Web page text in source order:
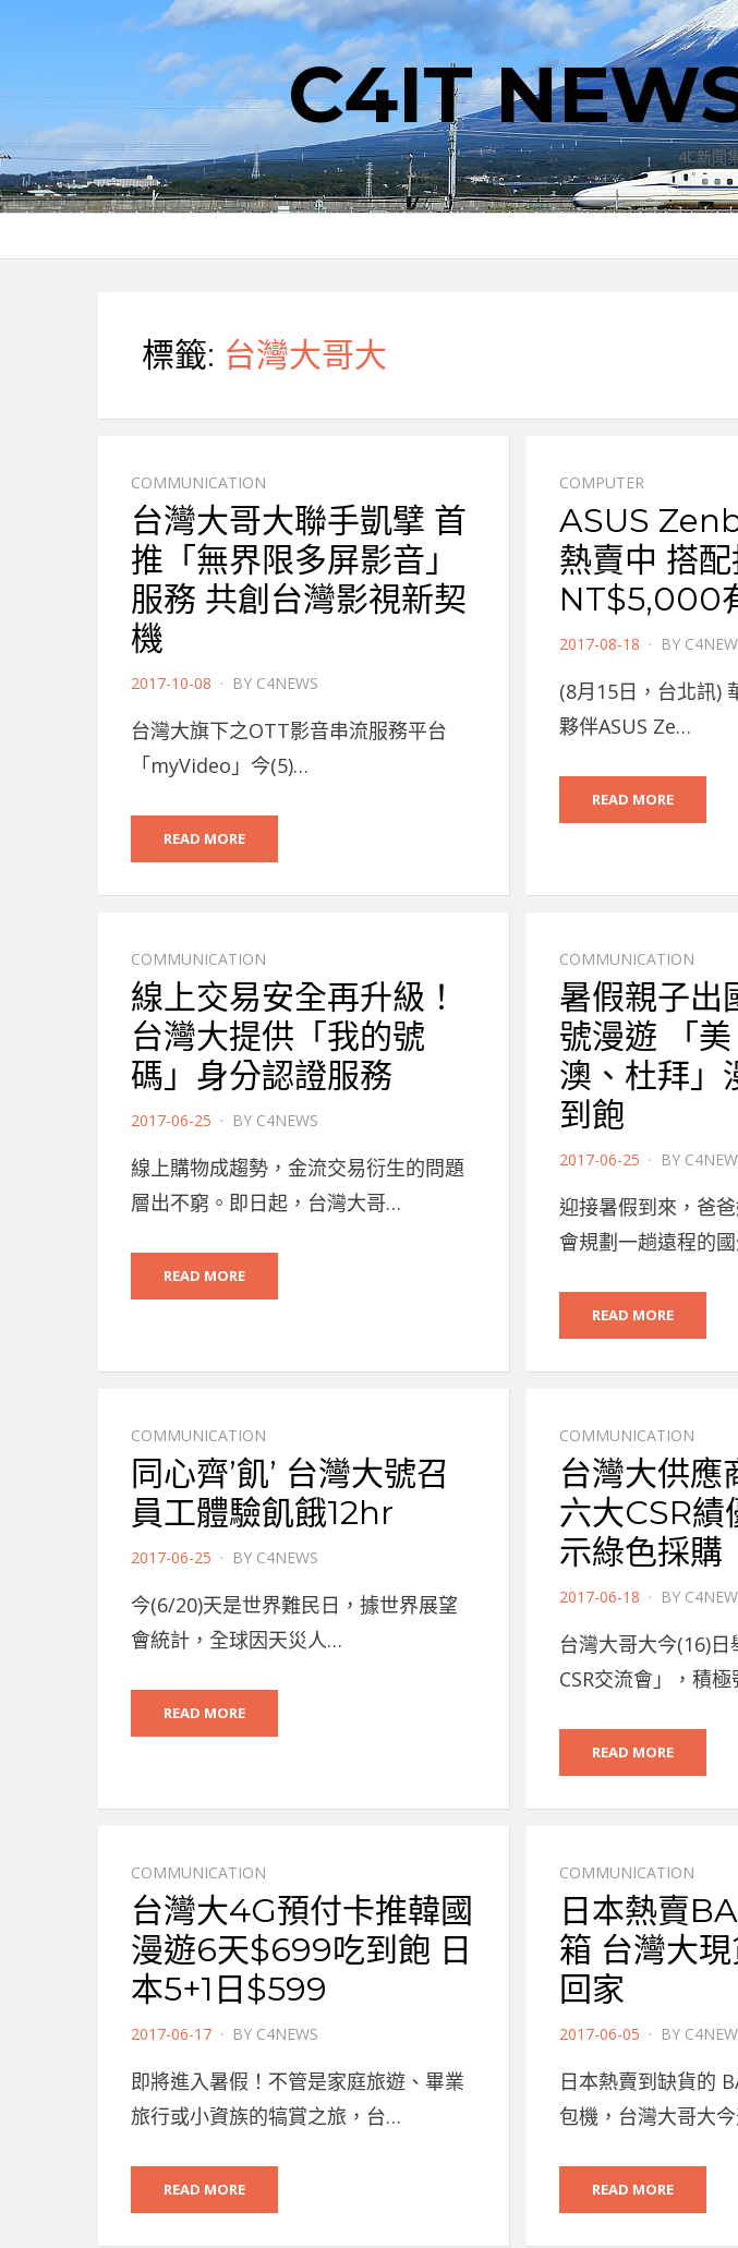
C4IT
4C新聞
標籤: 台灣大哥大
COMMUNICATION
台灣大哥大聯手凱擘 首
推「無界限多屏影音」
服務 共創台灣影視新契
機
POSTED
2017-10-08 BY C4NEWS
台灣大旗下之OTT影音串流服務平台
「myVideo」今(5)…
READ MORE
COMPUTER
ASUS
熱賣中 搭
NT$5,000
POSTED
2017-08-18 BY
(8月15日，台北訊)
夥伴ASUS Ze…
READ MORE
COMMUNICATION
線上交易安全再升級！
台灣大提供「我的號
碼」身分認證服務
POSTED
2017-06-25 BY C4NEWS
線上購物成趨勢，金流交易衍生的問題
層出不窮。即日起，台灣大哥…
READ MORE
COMMUNICATION
暑假親子出
號漫遊 「美
澳、杜拜」
到飽
POSTED
2017-06-25 BY
迎接暑假到來，爸
會規劃一趟遠程的
READ MORE
COMMUNICATION
同心齊’飢’ 台灣大號召
員工體驗飢餓12hr
POSTED
2017-06-25 BY C4NEWS
今(6/20)天是世界難民日，據世界展望
會統計，全球因天災人…
READ MORE
COMMUNICATION
台灣大供應
六大CSR績
示綠色採購
POSTED
2017-06-18 BY
台灣大哥大今(16)
CSR交流會」，積
READ MORE
COMMUNICATION
台灣大4G預付卡推韓國
漫遊6天$699吃到飽 日
本5+1日$599
POSTED
2017-06-17 BY C4NEWS
即將進入暑假！不管是家庭旅遊、畢業
旅行或小資族的犒賞之旅，台…
READ MORE
COMMUNICATION
日本熱賣
箱 台灣大
回家
POSTED
2017-06-05 BY
日本熱賣到缺貨的
包機，台灣大哥大
READ MORE